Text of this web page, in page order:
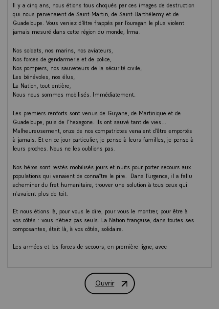
Il y a cinq ans, nous étions tous choqués par ces images de destruction
qui nous parvenaient de Saint-Martin, de Saint-Barthélemy et de
Guadeloupe. Vous veniez d’être frappés par l’ouragan le plus violent
jamais mesuré dans cette région du monde, Irma.
Nos soldats, nos marins, nos aviateurs,
Nos forces de gendarmerie et de police,
Nos pompiers, nos sauveteurs de la sécurité civile,
Les bénévoles, nos élus,
La Nation, tout entière,
Nous nous sommes mobilisés. Immédiatement.
Les premiers renforts sont venus de Guyane, de Martinique et de
Guadeloupe, puis de l’hexagone. Ils ont sauvé tant de vies…
Malheureusement, onze de nos compatriotes venaient d’être emportés
à jamais. Et en ce jour particulier, je pense à leurs familles, je pense à
leurs proches. Nous ne les oublions pas.
Nos héros sont restés mobilisés jours et nuits pour porter secours aux
populations qui venaient de connaître le pire. Dans l’urgence, il a fallu
acheminer du fret humanitaire, trouver une solution à tous ceux qui
n'avaient plus de toit.
Et nous étions là, pour vous le dire, pour vous le montrer, pour être à
vos côtés : vous n’étiez pas seuls. La Nation française, dans toutes ses
composantes, était là, à vos côtés, solidaire.
Les armées et les forces de secours, en première ligne, avec
sont engagés pour aider, en organisant des collectes et en appelant aux
dons. Et notre jeunesse aussi ! Je me souviens notamment de la
mobilisation exceptionnelle de la communauté ZEvent avec la Croix
Ouvrir
5 ans après l'ouragan Irma : le